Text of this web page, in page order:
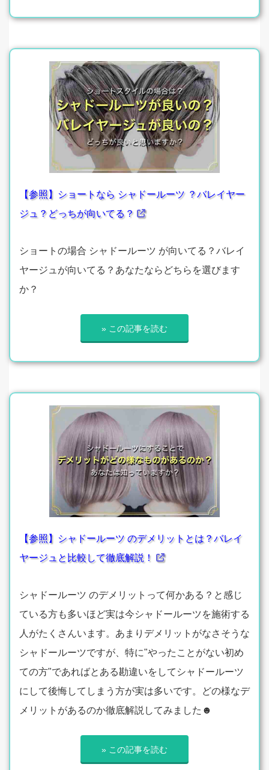
【参照】ショートなら シャドールーツ ？バレイヤー
ジュ？どっちが向いてる？
ショートの場合 シャドールーツ が向いてる？バレイ
ヤージュが向いてる？あなたならどちらを選びます
か？
» この記事を読む
【参照】シャドールーツ のデメリットとは？バレイ
ヤージュと比較して徹底解説！
シャドールーツ のデメリットって何かある？と感じ
ている方も多いほど実は今シャドールーツを施術する
人がたくさんいます。あまりデメリットがなさそうな
シャドールーツですが、特に"やったことがない初め
ての方"であればとある勘違いをしてシャドールーツ
にして後悔してしまう方が実は多いです。どの様なデ
メリットがあるのか徹底解説してみました☻
» この記事を読む